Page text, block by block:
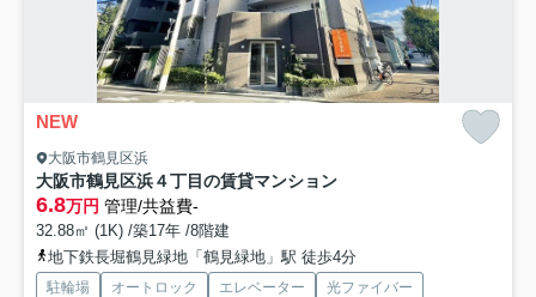
NEW
大阪市鶴見区浜
大阪市鶴見区浜４丁目の賃貸マンション
6.8万円 管理/共益費-
32.88㎡ (1K) /築17年 /8階建
地下鉄長堀鶴見緑地「鶴見緑地」駅 徒歩4分
駐輪場 オートロック エレベーター
光ファイバー